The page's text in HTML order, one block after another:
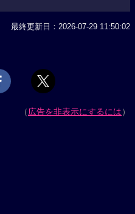
最終更新日：2026-07-29 11:50:02
（広告を非表示にするには）